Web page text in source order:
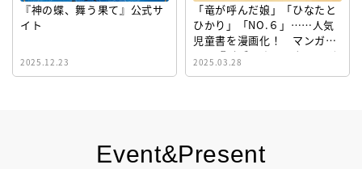
Event&Present
『神の蝶、舞う果て』公式サ
イト
2025.12.23
「竜が呼んだ娘」「ひなたと
ひかり」「NO.６」……人気
児童書を漫画化！ マンガサ
イト『ビブリオシリウス』誕
生！
2025.03.28